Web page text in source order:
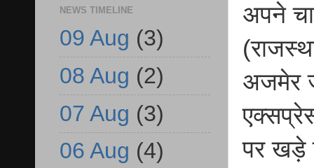
अपने
अजमेर
पर खड़े
NEWS TIMELINE
09 Aug (3)
08 Aug (2)
07 Aug (3)
06 Aug (4)